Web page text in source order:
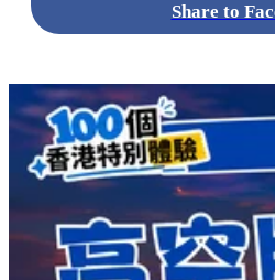
Share to